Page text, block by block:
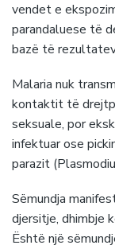
vendet e
parandaluese të
bazë të
Malaria nuk
kontaktit të
seksuale, por
infektuar ose
parazit
Sëmundja
djersitje, dhimbje
Është një